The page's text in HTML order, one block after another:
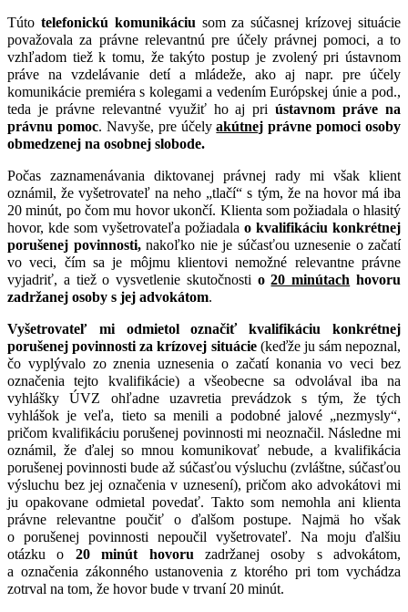
Túto telefonickú komunikáciu som za súčasnej krízovej situácie
považovala za právne relevantnú pre účely právnej pomoci, a to
vzhľadom tiež k tomu, že takýto postup je zvolený pri ústavnom
práve na vzdelávanie detí a mládeže, ako aj napr. pre účely
komunikácie premiéra s kolegami a vedením Európskej únie a pod.,
teda je právne relevantné využiť ho aj priústavnom práve na
právnu pomoc. Navyše, pre účelyakútnej právne pomoci osoby
obmedzenej na osobnej slobode.
Počas zaznamenávania diktovanej právnej rady mi však klient
oznámil, že vyšetrovateľ na neho „tlačí“ s tým, že na hovor má iba
20 minút, po čom mu hovor ukončí. Klienta som požiadala o hlasitý
hovor, kde som vyšetrovateľa požiadala o kvalifikáciu konkrétnej
porušenej povinnosti,nakoľko nie je súčasťou uznesenie o začatí
vo veci, čím sa je môjmu klientovi nemožné relevantne právne
vyjadriť, a tiež o vysvetlenie skutočnosti o20 minútach hovoru
zadržanej osoby s jej advokátom.
Vyšetrovateľ mi odmietol označiť kvalifikáciu konkrétnej
porušenej povinnosti za krízovej situácie (keďže ju sám nepoznal,
čo vyplývalo zo znenia uznesenia o začatí konania vo veci bez
označenia tejto kvalifikácie) a všeobecne sa odvolával iba na
vyhlášky ÚVZ ohľadne uzavretia prevádzok s tým, že tých
vyhlášok je veľa, tieto sa menili a podobné jalové „nezmysly“,
pričom kvalifikáciu porušenej povinnosti mi neoznačil. Následne mi
oznámil, že ďalej so mnou komunikovať nebude, a kvalifikácia
porušenej povinnosti bude až súčasťou výsluchu (zvláštne, súčasťou
výsluchu bez jej označenia v uznesení), pričom ako advokátovi mi
ju opakovane odmietal povedať. Takto som nemohla ani klienta
právne relevantne poučiť o ďalšom postupe. Najmä ho však
o porušenej povinnosti nepoučil vyšetrovateľ. Na moju ďalšiu
otázku o 20 minút hovoru zadržanej osoby s advokátom,
a označenia zákonného ustanovenia z ktorého pri tom vychádza
zotrval na tom, že hovor bude v trvaní 20 minút.